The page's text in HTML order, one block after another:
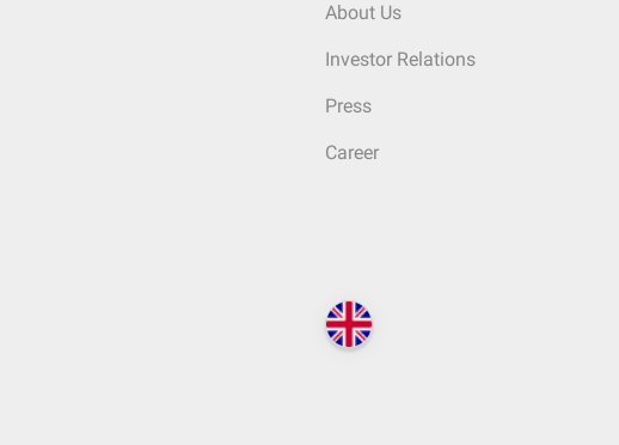
About Us
Investor Relations
Press
Career